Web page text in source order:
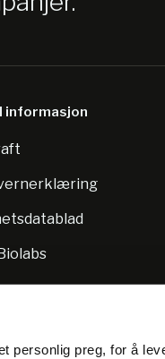
personlig preg, for å
informasjon
oss